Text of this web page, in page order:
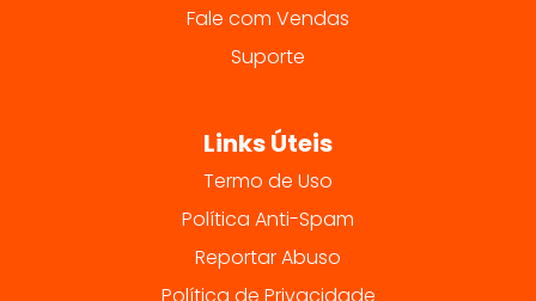
Fale com Vendas
Suporte
Links Úteis
Termo de Uso
Política Anti-Spam
Reportar Abuso